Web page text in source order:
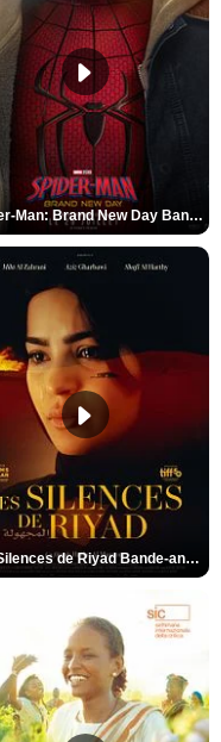
Spider-Man: Brand New Day Bande-annonce VO STFR
Les Silences de Riyad Bande-annonce VO STFR